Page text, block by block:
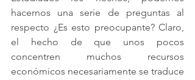
hacernos una serie de preguntas al
respecto ¿Es esto preocupante? Claro,
el hecho de que unos pocos
concentren muchos recursos
económicos necesariamente se traduce